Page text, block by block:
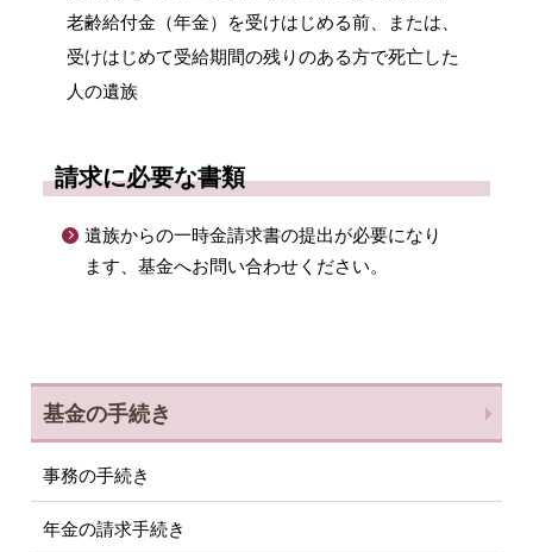
老齢給付金（年金）を受けはじめる前、または、
受けはじめて受給期間の残りのある方で死亡した
人の遺族
請求に必要な書類
遺族からの一時金請求書の提出が必要になり
ます、基金へお問い合わせください。
基金の手続き
事務の手続き
年金の請求手続き